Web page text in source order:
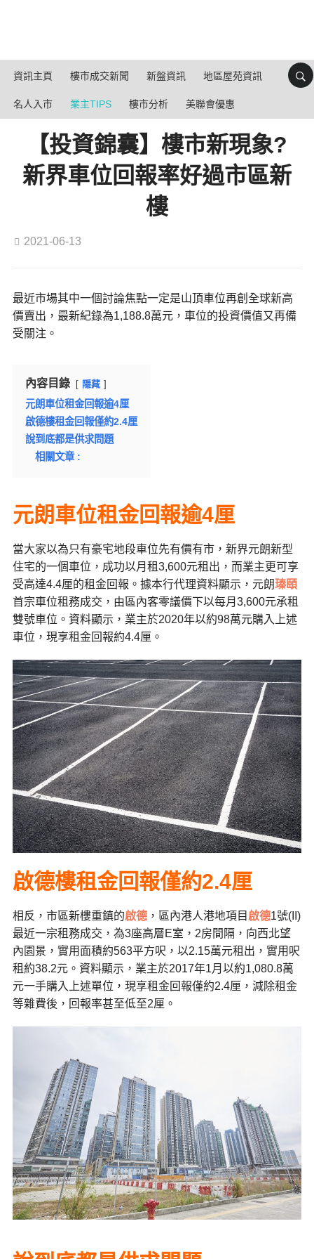
資訊主頁 樓市成交新聞 新盤資訊 地區屋苑資訊
名人入市 業主TIPS 樓市分析 美聯會優惠
【投資錦囊】樓市新現象?
新界車位回報率好過市區新
樓
2021-06-13
最近市場其中一個討論焦點一定是山頂車位再創全球新高
價賣出，最新紀錄為1,188.8萬元，車位的投資價值又再備
受關注。
內容目錄 隱藏
元朗車位租金回報逾4厘
啟德樓租金回報僅約2.4厘
說到底都是供求問題
相關文章 :
元朗車位租金回報逾4厘
當大家以為只有豪宅地段車位先有價有市，新界元朗新型
住宅的一個車位，成功以月租3,600元租出，而業主更可享
受高達4.4厘的租金回報。據本行代理資料顯示，元朗瑧頤
首宗車位租務成交，由區內客零議價下以每月 3,600元承租
雙號車位。資料顯示，業主於2020年以約98萬元購入上述
車位，現享租金回報約4.4厘。
啟德樓租金回報僅約2.4厘
相反，市區新樓重鎮的啟德，區內港人港地項目 啟德1號(II)
最近一宗租務成交，為3座高層E室， 2房間隔，向西北望
內園景，實用面積約563平方呎，以2.15萬元租出，實用呎
租約38.2元。資料顯示，業主於2017年1月以約1,080.8萬
元一手購入上述單位，現享租金回報僅約2.4厘，減除租金
等雜費後，回報率甚至低至2厘。